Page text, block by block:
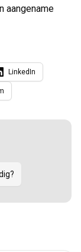
aangename
LinkedIn